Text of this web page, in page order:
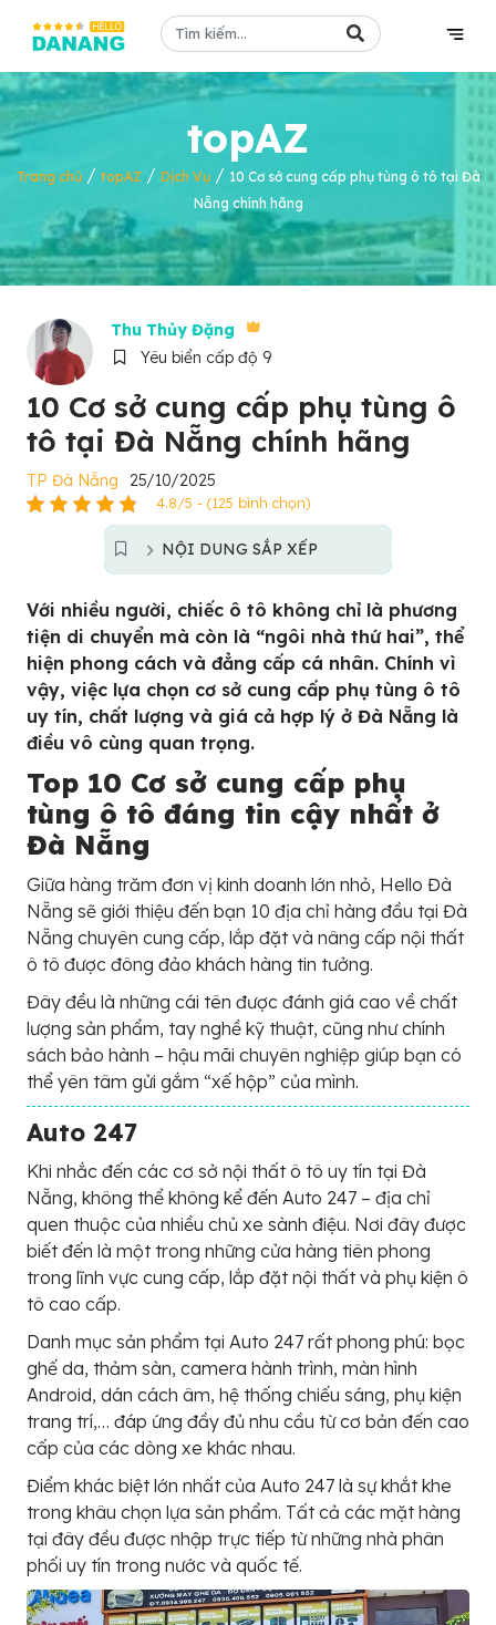
topAZ
Trang chủ/ topAZ / Dịch Vụ/ 10 Cơ sở cung cấp phụ tùng ô tô tại Đà
Nẵng chính hãng
Thu Thủy Đặng
Yêu biển cấp độ 9
10 Cơ sở cung cấp phụ tùng ô
tô tại Đà Nẵng chính hãng
TP Đà Nẵng 25/10/2025
4.8/5 - (125 bình chọn)
NỘI DUNG SẮP XẾP
Với nhiều người, chiếc ô tô không chỉ là phương
tiện di chuyển mà còn là “ngôi nhà thứ hai”, thể
hiện phong cách và đẳng cấp cá nhân. Chính vì
vậy, việc lựa chọn cơ sở cung cấp phụ tùng ô tô
uy tín, chất lượng và giá cả hợp lý ở Đà Nẵng là
điều vô cùng quan trọng.
Top 10 Cơ sở cung cấp phụ
tùng ô tô đáng tin cậy nhất ở
Đà Nẵng
Giữa hàng trăm đơn vị kinh doanh lớn nhỏ, Hello Đà
Nẵng sẽ giới thiệu đến bạn 10 địa chỉ hàng đầu tại Đà
Nẵng chuyên cung cấp, lắp đặt và nâng cấp nội thất
ô tô được đông đảo khách hàng tin tưởng.
Đây đều là những cái tên được đánh giá cao về chất
lượng sản phẩm, tay nghề kỹ thuật, cũng như chính
sách bảo hành – hậu mãi chuyên nghiệp giúp bạn có
thể yên tâm gửi gắm “xế hộp” của mình.
Auto 247
Khi nhắc đến các cơ sở nội thất ô tô uy tín tại Đà
Nẵng, không thể không kể đến Auto 247 – địa chỉ
quen thuộc của nhiều chủ xe sành điệu. Nơi đây được
biết đến là một trong những cửa hàng tiên phong
trong lĩnh vực cung cấp, lắp đặt nội thất và phụ kiện ô
tô cao cấp.
Danh mục sản phẩm tại Auto 247 rất phong phú: bọc
ghế da, thảm sàn, camera hành trình, màn hình
Android, dán cách âm, hệ thống chiếu sáng, phụ kiện
trang trí,… đáp ứng đầy đủ nhu cầu từ cơ bản đến cao
cấp của các dòng xe khác nhau.
Điểm khác biệt lớn nhất của Auto 247 là sự khắt khe
trong khâu chọn lựa sản phẩm. Tất cả các mặt hàng
tại đây đều được nhập trực tiếp từ những nhà phân
phối uy tín trong nước và quốc tế.